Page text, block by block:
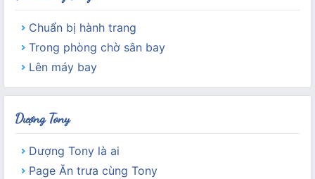
Chuẩn bị hành trang
Trong phòng chờ sân bay
Lên máy bay
Dượng Tony
Dượng Tony là ai
Page Ăn trưa cùng Tony